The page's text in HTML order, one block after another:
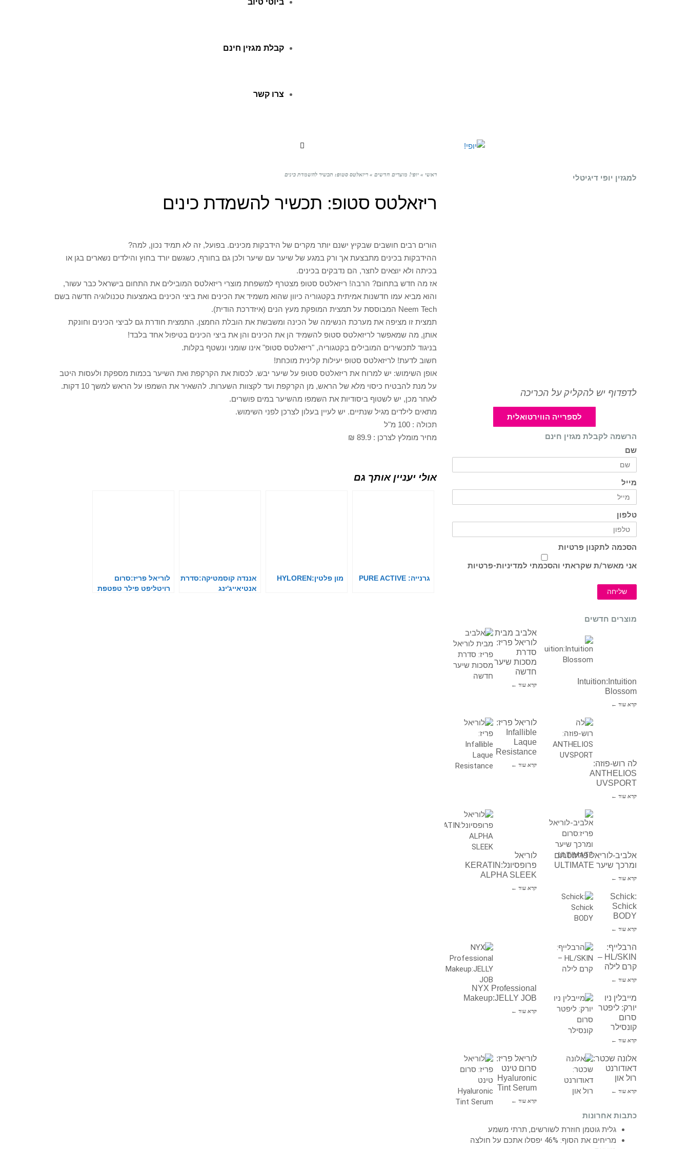
ביוטי טיוב
קבלת מגזין חינם
צרו קשר
ראשי » יופי! מוצרים חדשים » ריזאלטס סטופ: תכשיר להשמדת כינים
ריזאלטס סטופ: תכשיר להשמדת כינים
הורים רבים חושבים שבקיץ ישנם יותר מקרים של הידבקות מכינים. בפועל, זה לא תמיד נכון, למה?
ההידבקות בכינים מתבצעת אך ורק במגע של שיער עם שיער ולכן גם בחורף, כשגשם יורד בחוץ והילדים נשארים בגן או
בכיתה ולא יוצאים לחצר, הם נדבקים בכינים.
אז מה חדש בתחום? הרבה! ריזאלטס סטופ מצטרף למשפחת מוצרי ריזאלטס המובילים את התחום בישראל כבר עשור,
והוא מביא עמו חדשנות אמיתית בקטגוריה כיוון שהוא משמיד את הכינים ואת ביצי הכינים באמצעות טכנולוגיה חדשה בשם
Neem Tech המבוססת על תמצית המופקת מעץ הנים (איזדרכת הודית).
תמצית זו מציפה את מערכת הנשימה של הכינה ומשבשת את הובלת החמצן. התמצית חודרת גם לביצי הכינים וחונקת
אותן, מה שמאפשר לריזאלטס סטופ להשמיד הן את הכינים והן את ביצי הכינים בטיפול אחד בלבד!
בניגוד לתכשירים המובילים בקטגוריה, "ריזאלטס סטופ" אינו שומני ונשטף בקלות.
חשוב לדעת! לריזאלטס סטופ יעילות קלינית מוכחת!
אופן השימוש: יש למרוח את ריזאלטס סטופ על שיער יבש. לכסות את הקרקפת ואת השיער בכמות מספקת ולעסות היטב
על מנת להבטיח כיסוי מלא של הראש, מן הקרקפת ועד לקצוות השערות. להשאיר את השמפו על הראש למשך 10 דקות.
לאחר מכן, יש לשטוף ביסודיות את השמפו מהשיער במים פושרים.
מתאים לילדים מגיל שנתיים. יש לעיין בעלון לצרכן לפני השימוש.
תכולה : 100 מ"ל
מחיר מומלץ לצרכן : 89.9 ₪
אולי יעניין אותך גם
גרנייה: PURE ACTIVE מון פלטין:HYLOREN
אננדה קוסמטיקה:סדרת
אנטיאייג'ינג
לוריאל פריז:סרום
רויטליפט פילר טפטפת
למגזין יופי דיגיטלי
לדפדוף יש להקליק על הכריכה
לספרייה הווירטואלית
הרשמה לקבלת מגזין חינם
שם
מייל
טלפון
הסכמה לתקנון פרטיות
אני מאשר/ת שקראתי והסכמתי למדיניות-פרטיות
שליחה
מוצרים חדשים
אלביב מבית
לוריאל פריז:
סדרת
מסכות שיער
חדשה
קרא עוד ←
Intuition:Intuition
Blossom
קרא עוד ←
לוריאל פריז:
Infallible
Laque
Resistance
קרא עוד ←
לה רוש-פוזה:
ANTHELIOS
UVSPORT
קרא עוד ←
לוריאל
פרופסיונל:KERATIN
ALPHA SLEEK
קרא עוד ←
אלביב-לוריאל פריז:סרום
ומרכך שיער ULTIMATE
קרא עוד ←
Schick:
Schick
BODY
קרא עוד ←
NYX Professional
Makeup:JELLY JOB
קרא עוד ←
הרבלייף:
HL/SKIN –
קרם לילה
קרא עוד ←
מייבלין ניו
יורק: ליפטר
סרום
קונסילר
קרא עוד ←
לוריאל פריז:
סרום טינט
Hyaluronic
Tint Serum
קרא עוד ←
אלונה שכטר:
דאודורנט
רול און
קרא עוד ←
כתבות אחרונות
גלית גוטמן חוזרת לשורשים, תרתי משמע
מריחים את הסוף: 46% יפסלו אתכם על חולצה